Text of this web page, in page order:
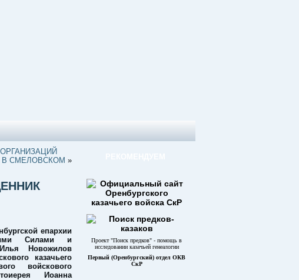
СМЕЛОВСКОМ »
епархии
Силами и
Новожилов
казачьего
войскового
Иоанна
Проект "Поиск предков" - помощь в
исследовании казачьей генеалогии
Первый (Оренбургский) отдел ОКВ
СкР